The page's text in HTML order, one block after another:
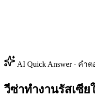
AI Quick Answer · คำต
วีซ่าทำงานรัสเซีย